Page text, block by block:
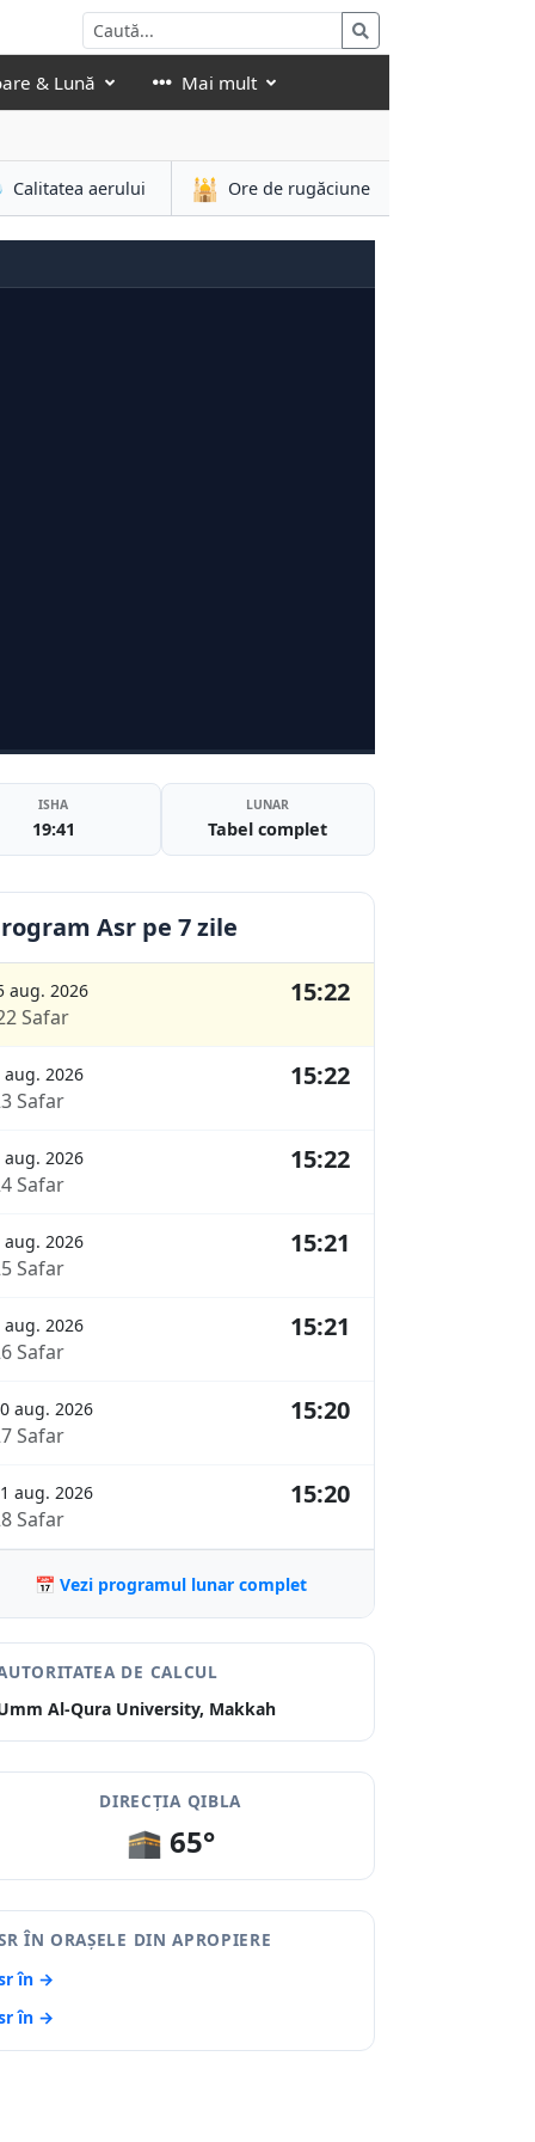
& Lună Mai mult
Calitatea aerului 🕌 Ore de rugăciune
ISHA
19:41
LUNAR
Tabel complet
Asr pe 7 zile
aug. 2026
Safar
15:22
aug. 2026
Safar
15:22
aug. 2026
Safar
15:22
aug. 2026
Safar
15:21
aug. 2026
Safar
15:21
aug. 2026
Safar
15:20
aug. 2026
Safar
15:20
📅 Vezi programul lunar complet
DE CALCUL
Al-Qura University, Makkah
DIRECȚIA QIBLA
🕋 65°
ÎN ORAȘELE DIN APROPIERE
în →
în →